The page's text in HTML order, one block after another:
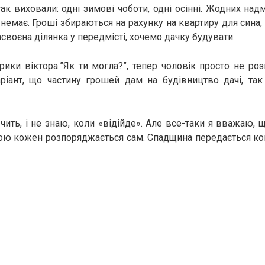
виховали: одні зимові чоботи, одні осінні. Жодних
Гроші збираються на рахунку на квартиру для сина,
ділянка у передмісті, хочемо дачку будувати.
віктора:”Як ти могла?”, тепер чоловік просто не
що частину грошей дам на будівництво дачі, так
і не знаю, коли «відійде». Але все-таки я вважаю,
кожен розпоряджається сам. Спадщина передається